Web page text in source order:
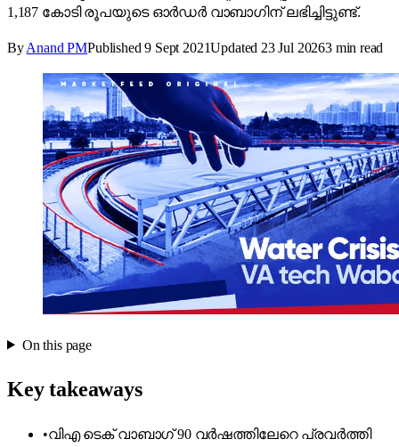
1,187 കോടി രൂപയുടെ ഓർഡർ വാബാഗിന് ലഭിച്ചിട്ടുണ്ട്.
ByAnand PMPublished9 Sept 2021Updated 23 Jul 20263min read
On this page
Key takeaways
•വിഎ ടെക് വാബാഗ് 90 വർഷത്തിലേറെ പ്രവർത്തി